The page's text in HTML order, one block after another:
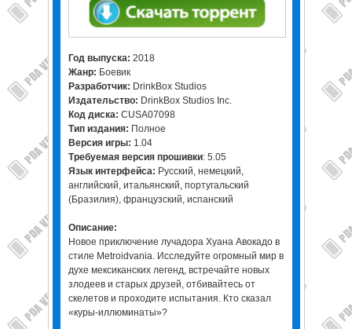
Год выпуска: 2018
Жанр: Боевик
Разработчик: DrinkBox Studios
Издательство: DrinkBox Studios Inc.
Код диска: CUSA07098
Тип издания: Полное
Версия игры: 1.04
Требуемая версия прошивки: 5.05
Язык интерфейса: Русский, немецкий,
английский, итальянский, португальский
(Бразилия), французский, испанский
Описание:
Новое приключение лучадора Хуана Авокадо в
стиле Metroidvania. Исследуйте огромный мир в
духе мексиканских легенд, встречайте новых
злодеев и старых друзей, отбивайтесь от
скелетов и проходите испытания. Кто сказал
«куры-иллюминаты»?